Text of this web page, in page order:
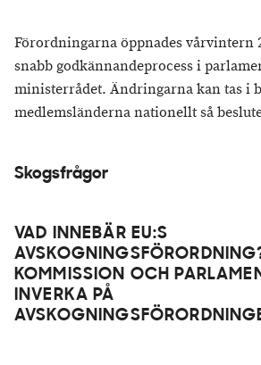
Förordningarna öppnades vårvintern
snabb godkännandeprocess i
ministerrådet. Ändringarna kan tas i
medlemsländerna nationellt så
Skogsfrågor
VAD INNEBÄR EU:S
KOMMISSION OCH
INVERKA PÅ